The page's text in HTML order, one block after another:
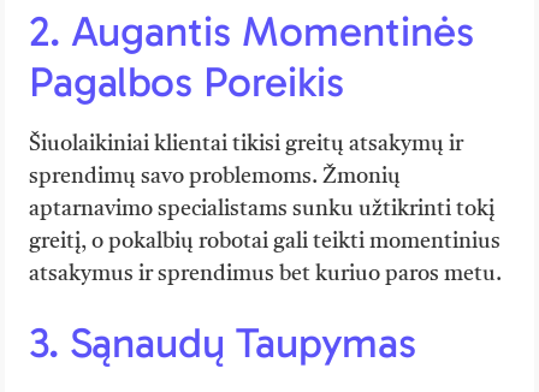
2. Augantis Momentinės
Pagalbos Poreikis
Šiuolaikiniai klientai tikisi greitų atsakymų ir
sprendimų savo problemoms. Žmonių
aptarnavimo specialistams sunku užtikrinti tokį
greitį, o pokalbių robotai gali teikti momentinius
atsakymus ir sprendimus bet kuriuo paros metu.
3. Sąnaudų Taupymas